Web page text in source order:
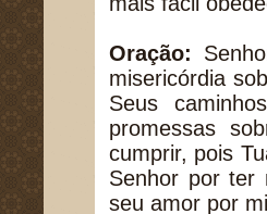
Oração:
misericórdia
Seus
promessas
cumprir, pois
Senhor por ter
seu amor por